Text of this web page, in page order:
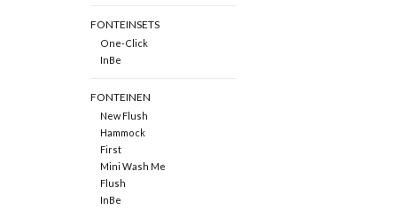
FONTEINSETS
One-Click
InBe
FONTEINEN
New Flush
Hammock
First
Mini Wash Me
Flush
InBe